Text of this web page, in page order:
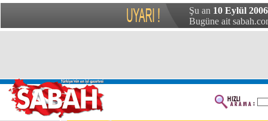
Şu an 10 Eylül
Bugüne ait